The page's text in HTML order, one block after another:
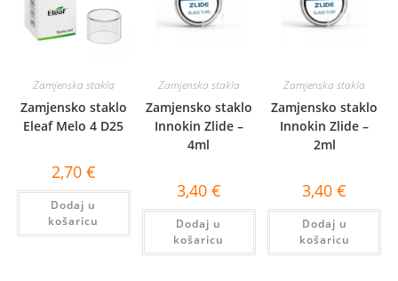
Zamjenska stakla
Zamjensko staklo
Eleaf Melo 4 D25
2,70 €
Dodaj u
košaricu
Zamjenska stakla
Zamjensko staklo
Innokin Zlide –
4ml
3,40 €
Dodaj u
košaricu
Zamjenska stakla
Zamjensko staklo
Innokin Zlide –
2ml
3,40€
Dodaj u
košaricu